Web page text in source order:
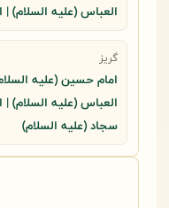
العباس (علیه السلام)
گریز
امام حسین (علیه
العباس (علیه السلام) |
سجاد (علیه السلام)